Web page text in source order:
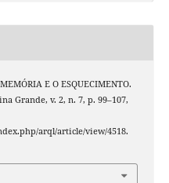
E O ESQUECIMENTO.
Grande, v. 2, n. 7, p. 99–107,
arql/article/view/4518.